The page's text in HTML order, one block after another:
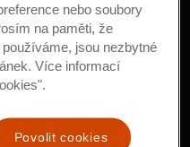
nebo soubory
na paměti, že
jsou nezbytné
Více informací
Povolit cookies